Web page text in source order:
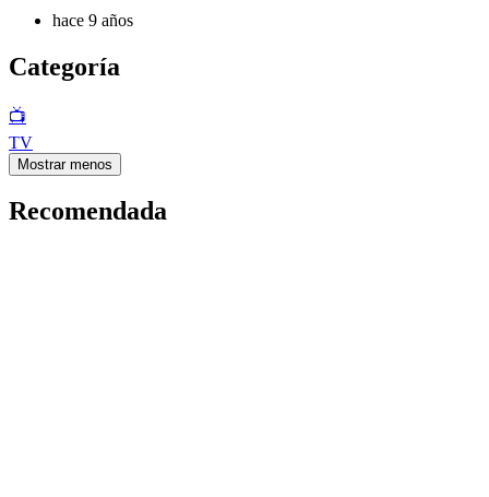
hace 9 años
Categoría
📺
TV
Mostrar menos
Recomendada